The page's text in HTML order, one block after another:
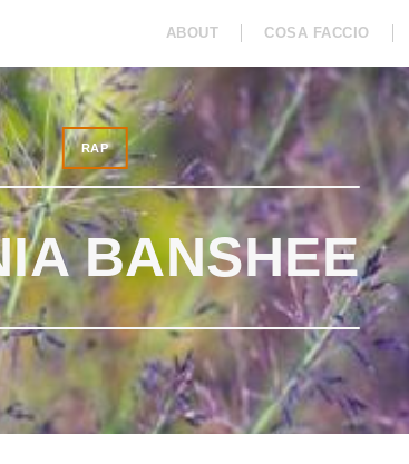
ABOUT COSA FACCIO
RAP ISPIRAZIONI
RAP
BANSHEE